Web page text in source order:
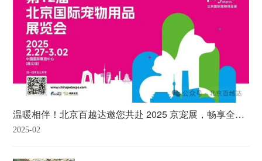
温暖相伴！北京百越达邀您共赴 2025 京宠展，畅享全国宠物展第一站的欢乐时光！
2025-02